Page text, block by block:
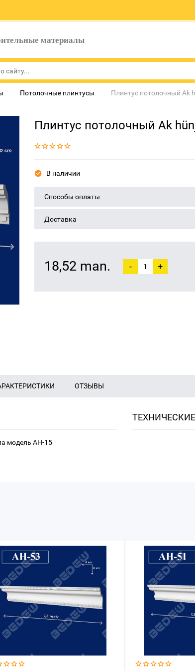
материалы
Потолочные плинтусы Плинтус потолочный Ak
Плинтус потолочный Ak
В наличии
Способы оплаты
Доставка
18,52 man. - +
ОТЗЫВЫ
модель AH-15